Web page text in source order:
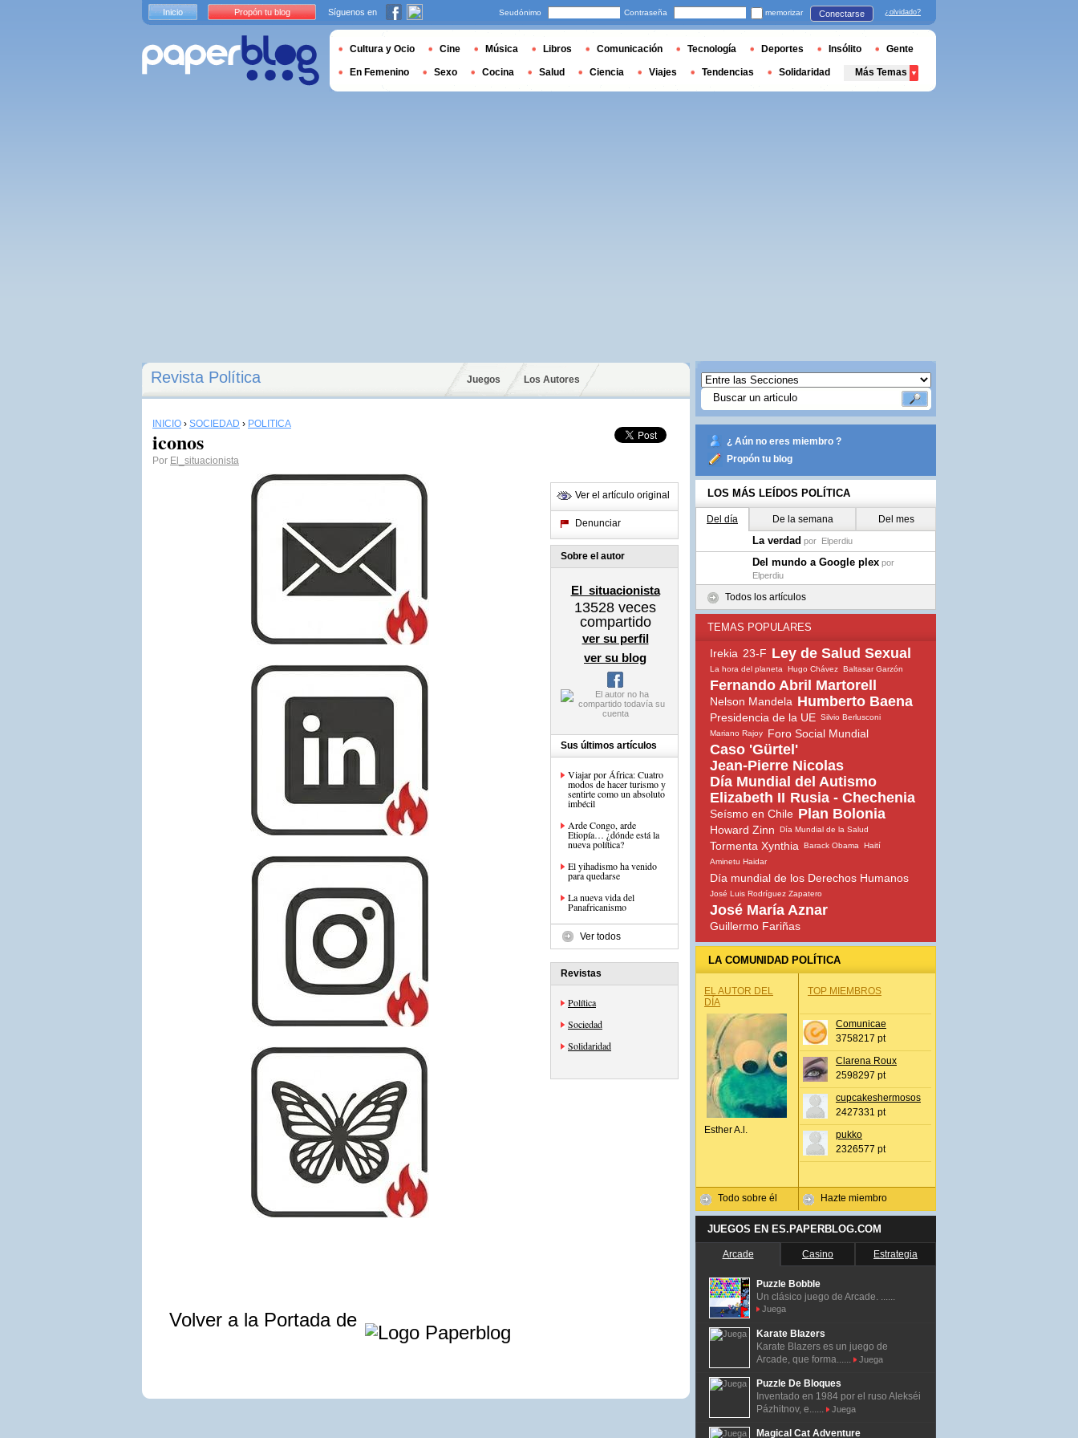
Revista Política Juegos Los Autores
INICIO › SOCIEDAD › POLÍTICA
iconos
Por El_situacionista
Volver a la Portada de
Ver el artículo original
Denunciar
Sobre el autor
El_situacionista
13528 veces
compartido
ver su perfil
ver su blog
Sus últimos artículos
Viajar por África: Cuatro
modos de hacer turismo y
sentirte como un absoluto
imbécil
Arde Congo, arde
Etiopía… ¿dónde está la
nueva política?
El yihadismo ha venido
para quedarse
La nueva vida del
Panafricanismo
Ver todos
Revistas
Política
Sociedad
Solidaridad
¿ Aún no eres miembro ?
Propón tu blog
LOS MÁS LEÍDOS POLÍTICA
Del día De la semana Del mes
La verdad por Elperdiu
Del mundo a Google plex por
Elperdiu
Todos los artículos
TEMAS POPULARES
Irekia 23-F Ley de Salud Sexual
La hora del planeta Hugo Chávez Baltasar Garzón
Fernando Abril Martorell
Nelson Mandela Humberto Baena
Presidencia de la UE Silvio Berlusconi
Mariano Rajoy
Foro Social Mundial
Caso 'Gürtel'
Jean-Pierre Nicolas
Día Mundial del Autismo
Elizabeth II Rusia - Chechenia
Seísmo en Chile Plan Bolonia
Howard Zinn Día Mundial de la Salud
Tormenta Xynthia Barack Obama
Haití
Aminetu Haidar
Día mundial de los Derechos Humanos
José Luis Rodríguez Zapatero
José María Aznar
Guillermo Fariñas
LA COMUNIDAD POLÍTICA
EL AUTOR DEL
DÍA
Esther A.l.
Todo sobre él
TOP MIEMBROS
Comunicae
3758217 pt
Clarena Roux
2598297 pt
cupcakeshermosos
2427331 pt
pukko
2326577 pt
Hazte miembro
JUEGOS EN ES.PAPERBLOG.COM
Arcade Casino Estrategia
Puzzle Bobble
Un clásico juego de Arcade. ......
Juega
Karate Blazers
Karate Blazers es un juego de
Arcade, que forma......
Juega
Puzzle De Bloques
Inventado en 1984 por el ruso Alekséi
Pázhitnov, e......
Juega
Magical Cat Adventure
Inicio Propón tu blog Síguenos en Seudónimo Contraseña memorizar Conectarse ¿olvidado?
Cultura y Ocio Cine Música Libros Comunicación Tecnología Deportes Insólito Gente
En Femenino Sexo Cocina Salud Ciencia Viajes Tendencias Solidaridad Más Temas